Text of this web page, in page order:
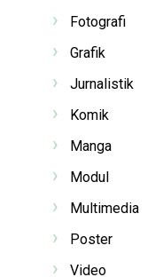
Fotografi
Grafik
Jurnalistik
Komik
Manga
Modul
Multimedia
Poster
Video